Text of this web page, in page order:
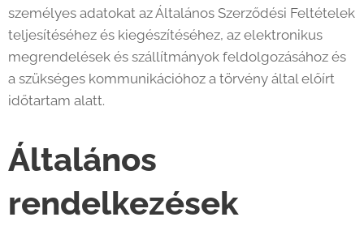
személyes adatokat az Általános Szerződési Feltételek
teljesítéséhez és kiegészítéséhez, az elektronikus
megrendelések és szállítmányok feldolgozásához és
a szükséges kommunikációhoz a törvény által előírt
időtartam alatt.
Általános
rendelkezések